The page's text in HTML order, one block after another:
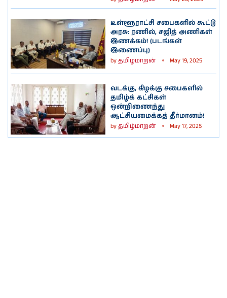
உள்ளூராட்சி சபைகளில் கூட்டு
அரசு: ரணில், சஜித் அணிகள்
இணக்கம்! (படங்கள்
இணைப்பு)
byதமிழ்மாறன் May 19, 2025
வடக்கு, கிழக்கு சபைகளில்
தமிழ்க் கட்சிகள்
ஒன்றிணைந்து
ஆட்சியமைக்கத் தீர்மானம்!
byதமிழ்மாறன் May 17, 2025